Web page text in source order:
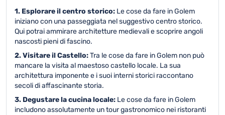
1. Esplorare il centro storico: Le cose da fare in Golem
iniziano con una passeggiata nel suggestivo centro storico.
Qui potrai ammirare architetture medievali e scoprire angoli
nascosti pieni di fascino.
2. Visitare il Castello:Tra le cose da fare in Golem non può
mancare la visita al maestoso castello locale. La sua
architettura imponente e i suoi interni storici raccontano
secoli di affascinante storia.
3. Degustare la cucina locale: Le cose da fare in Golem
includono assolutamente un tour gastronomico nei ristoranti